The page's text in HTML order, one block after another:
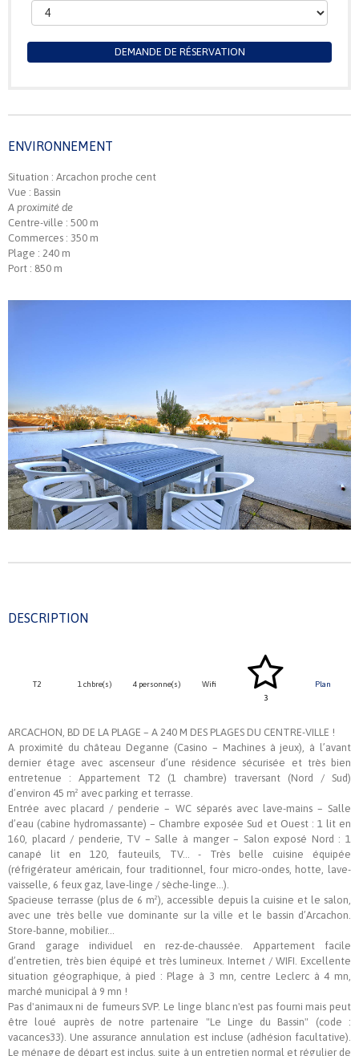
DEMANDE DE RÉSERVATION
ENVIRONNEMENT
Situation : Arcachon proche cent
Vue : Bassin
A proximité de
Centre-ville : 500 m
Commerces : 350 m
Plage : 240 m
Port : 850 m
DESCRIPTION
T2 1 chbre(s) 4 personne(s)
Wifi
3
Plan
ARCACHON, BD DE LA PLAGE – A 240 M DES PLAGES DU CENTRE-VILLE !
A proximité du château Deganne (Casino – Machines à jeux), à l’avant
dernier étage avec ascenseur d’une résidence sécurisée et très bien
entretenue : Appartement T2 (1 chambre) traversant (Nord / Sud)
d’environ 45 m² avec parking et terrasse.
Entrée avec placard / penderie – WC séparés avec lave-mains – Salle
d’eau (cabine hydromassante) – Chambre exposée Sud et Ouest : 1 lit en
160, placard / penderie, TV – Salle à manger – Salon exposé Nord : 1
canapé lit en 120, fauteuils, TV… - Très belle cuisine équipée
(réfrigérateur américain, four traditionnel, four micro-ondes, hotte, lave-
vaisselle, 6 feux gaz, lave-linge / sèche-linge…).
Spacieuse terrasse (plus de 6 m²), accessible depuis la cuisine et le salon,
avec une très belle vue dominante sur la ville et le bassin d’Arcachon.
Store-banne, mobilier…
Grand garage individuel en rez-de-chaussée. Appartement facile
d’entretien, très bien équipé et très lumineux. Internet / WIFI. Excellente
situation géographique, à pied : Plage à 3 mn, centre Leclerc à 4 mn,
marché municipal à 9 mn !
Pas d'animaux ni de fumeurs SVP. Le linge blanc n'est pas fourni mais peut
être loué auprès de notre partenaire "Le Linge du Bassin" (code :
vacances33). Une assurance annulation est incluse (adhésion facultative).
Le ménage de départ est inclus, suite à un entretien normal et régulier de